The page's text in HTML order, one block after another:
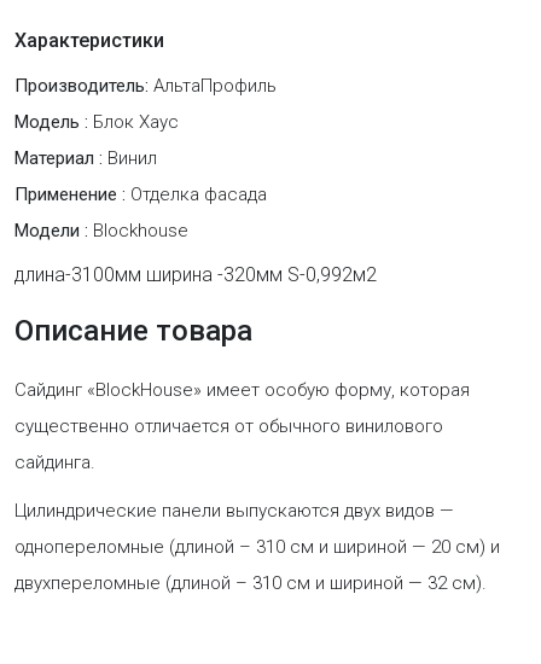
Характеристики
Производитель: АльтаПрофиль
Модель : Блок Хаус
Материал : Винил
Применение : Отделка фасада
Модели : Blockhouse
длина-3100мм ширина -320мм S-0,992м2
Описание товара
Cайдинг «BlockHouse» имеет особую форму, которая
существенно отличается от обычного винилового
сайдинга.
Цилиндрические панели выпускаются двух видов —
однопереломные (длиной – 310 см и шириной — 20 см) и
двухпереломные (длиной – 310 см и шириной — 32 см).